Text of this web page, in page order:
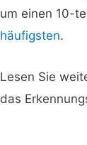
um einen 10-
häufigsten.
Lesen Sie
das